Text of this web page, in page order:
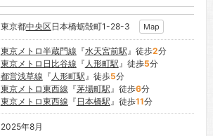
東京都中央区日本橋蛎殻町1-28-3 Map
東京メトロ半蔵門線 『水天宮前駅』徒歩2分
東京メトロ日比谷線 『 人形町駅』徒歩5分
都営浅草線 『 人形町駅』徒歩5分
東京メトロ東西線 『茅場町駅』徒歩6分
東京メトロ東西線 『 日本橋駅』徒歩11分
2025年8月